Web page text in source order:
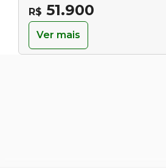
R$ 51.900
Ver mais